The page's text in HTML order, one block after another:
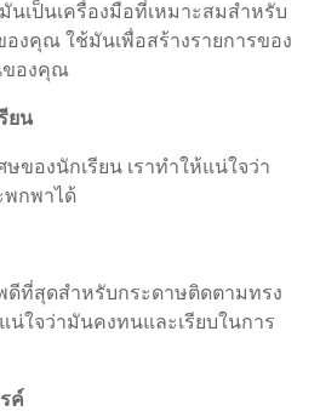
เป็นเครื่องมือที่เหมาะสมสําหรับ
งคุณ ใช้มันเพื่อสร้างรายการของ
ของคุณ
ยน
ของนักเรียน เราทําให้แน่ใจว่า
พกพาได้
ที่สุดสําหรับกระดาษติดตามทรง
น่ใจว่ามันคงทนและเรียบในการ
ค์